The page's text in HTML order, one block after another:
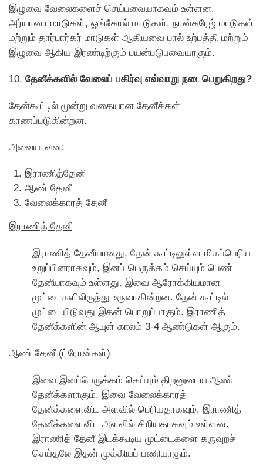
இழுவை வேலைகளைச் செய்பவையாகவும் உள்ளன.
அர்யானா மாடுகள், ஓங்கோல் மாடுகள், நான்கரேஜ் மாடுகள்
மற்றும் தார்பார்கர் மாடுகள் ஆகியவை பால் உற்பத்தி மற்றும்
இழுவை ஆகிய இரண்டிற்கும் பயன்படுபவையாகும்.
10. தேனீக்களில் வேலைப் பகிர்வு எவ்வாறு நடைபெறுகிறது?
தேன்கூட்டில் மூன்று வகையான தேனீக்கள்
காணப்படுகின்றன.
அவையாவன:
இராணித்தேனீ
ஆண் தேனீ
வேலைக்காரத் தேனீ
இராணித் தேனீ
இராணித் தேனீயானது, தேன் கூட்டிலுள்ள மிகப்பெரிய
உறுப்பினராகவும், இனப் பெருக்கம் செய்யும் பெண்
தேனீயாகவும் உள்ளது. இவை ஆரோக்கியமான
முட்டைகளிலிருந்து உருவாகின்றன. தேன் கூட்டில்
முட்டையிடுவது இதன் பொறுப்பாகும். இராணித்
தேனீக்களின் ஆயுள் காலம் 3-4 ஆண்டுகள் ஆகும்.
ஆண் தேனீ (ட்ரோன்கள்)
இவை இனப்பெருக்கம் செய்யும் திறனுடைய ஆண்
தேனீக்களாகும். இவை வேலைக்காரத்
தேனீக்களைவிட அளவில் பெரியதாகவும், இராணித்
தேனீக்களைவிட அளவில் சிறியதாகவும் உள்ளன.
இராணித் தேனீ இடக்கூடிய முட்டைகளை கருவுறச்
செய்தலே இதன் முக்கியப் பணியாகும்.